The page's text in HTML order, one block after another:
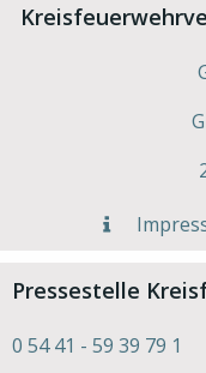
Pressestelle
0 54 41 - 59 39 79 1